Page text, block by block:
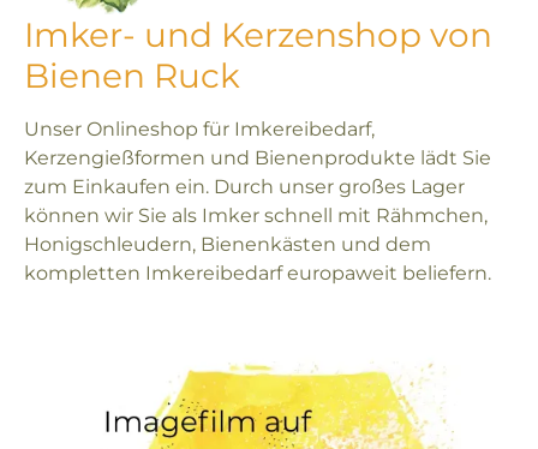
Imker- und Kerzenshop von
Bienen Ruck
Unser Onlineshop für Imkereibedarf,
Kerzengießformen und Bienenprodukte lädt Sie
zum Einkaufen ein. Durch unser großes Lager
können wir Sie als Imker schnell mit Rähmchen,
Honigschleudern, Bienenkästen und dem
kompletten Imkereibedarf europaweit beliefern.